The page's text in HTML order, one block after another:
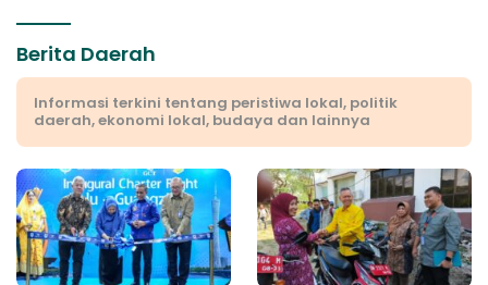
Berita Daerah
Informasi terkini tentang peristiwa lokal, politik
daerah, ekonomi lokal, budaya dan lainnya